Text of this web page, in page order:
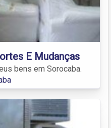
E Mudanças
bens em Sorocaba.